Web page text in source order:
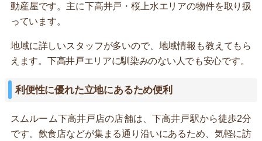
動産屋です。主に下高井戸・桜上水エリアの物件を取り扱
っています。
地域に詳しいスタッフが多いので、地域情報も教えてもら
えます。下高井戸エリアに馴染みのない人でも安心です。
利便性に優れた立地にあるため便利
スムルーム下高井戸店の店舗は、下高井戸駅から徒歩2分
です。飲食店などが集まる通り沿いにあるため、気軽に訪